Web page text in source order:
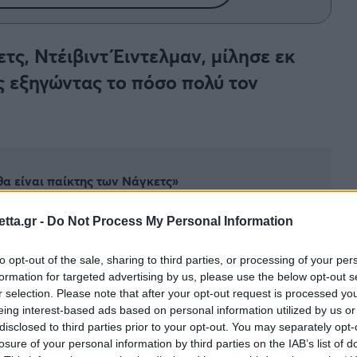
- Do Not Process My Personal Information
opt-out of the sale, sharing to third parties, or processing of your
for targeted advertising by us, please use the below opt-out
selection. Please note that after your opt-out request is processed
interest-based ads based on personal information utilized by us
to third parties prior to your opt-out. You may separately
of your personal information by third parties on the IAB’s list of
Ντέιβιντ Έιντελμαν, μίλησε εκ
εξηγώντας το πόσο πολύ τον
είναι παίκτης των Νάγκετς»
ισχυρίζονται στουςΝτένβερ Νάγκετς .
του, μπορεί να μην έχει εκφράσει δημόσια
θεωρούν τονΒαλαντσιούνας παίκτη των
Ντέιβιντ Έιντελμαν, ο οποίοςμίλησε εκ νέουμε